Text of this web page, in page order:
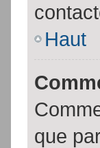
Haut
que